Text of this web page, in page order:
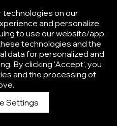
technologies on our
and personalize
to use our website/app,
technologies and the
data for personalized and
By clicking 'Accept', you
and the processing of
Settings